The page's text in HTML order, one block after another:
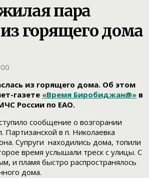
пара
из горящего дома
из горящего дома. Об этом
газете «Время Биробиджан@» в
России по ЕАО.
сообщение о возгорании
Партизанской в п. Николаевка
Супруги находились дома, топили
время услышали треск с улицы. С
и пламя быстро распространялось
дома.